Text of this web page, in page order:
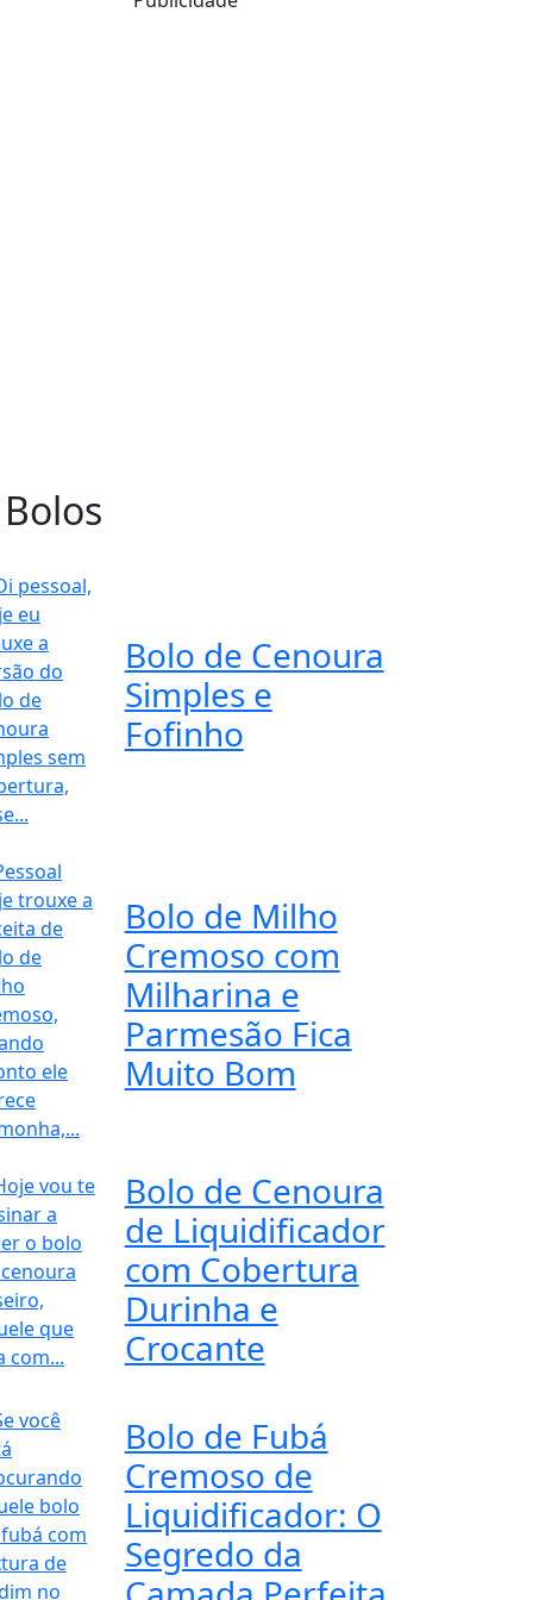
Bolo de Cenoura
Simples e
Fofinho
Bolo de Milho
Cremoso com
Milharina e
Parmesão Fica
Muito Bom
Bolo de Cenoura
de Liquidificador
com Cobertura
Durinha e
Crocante
Bolo de Fubá
Cremoso de
Liquidificador: O
Segredo da